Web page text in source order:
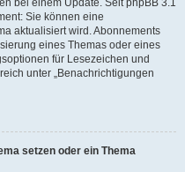
bei einem Update. Seit phpBB 3.1
Sie können eine
aktualisiert wird. Abonnements
eines Themas oder eines
für Lesezeichen und
unter „Benachrichtigungen
setzen oder ein Thema